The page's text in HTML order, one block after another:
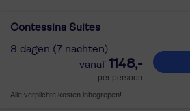
Contessina Suites
8 dagen (7 nachten)
1148,-
per persoon
Alle verplichte kosten inbegrepen!